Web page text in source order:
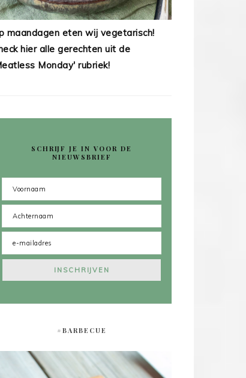
maandagen eten wij vegetarisch!
hier alle gerechten uit de
Monday' rubriek!
SCHRIJF JE IN VOOR DE
NIEUWSBRIEF
#BARBECUE